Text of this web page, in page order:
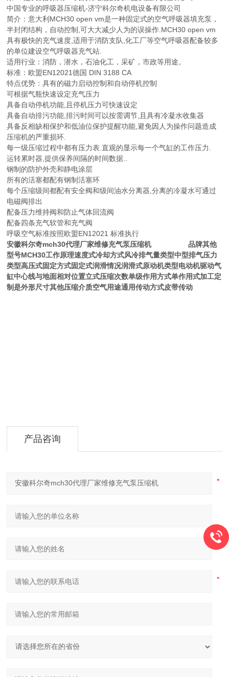
中国专业的呼吸器压缩机-济宁科尔奇机电设备有限公司
简介：意大利MCH30 open vm是一种固定式的空气呼吸器填充泵，
半封闭结构，自动控制,可大大减少人为的误操作.MCH30 open vm
具有极快的充气速度,适用于消防支队,化工厂等空气呼吸器配备较多
的单位建设空气呼吸器充气站.
适用行业：消防，潜水，石油化工，采矿，市政等用途。
标准：欧盟EN12021德国 DIN 3188 CA
特点优势：具有的磁力启动控制和自动停机控制
可根据气瓶快速设定充气压力
具备自动停机功能,且停机压力可快速设定
具备自动排污功能,排污时间可以按需调节,且具有冷凝水收集器
具备反相缺相保护和低油位保护提醒功能,避免因人为操作问题造成
压缩机的严重损环.
每一级压缩过程中都有压力表.直观的显示每一个气缸的工作压力.
运转累时器,提供保养间隔的时间数据..
钢制的防护外壳和静电涂层
所有的活塞都配有钢制活塞环
每个压缩级间都配有安全阀和级间油水分离器,分离的冷凝水可通过
电磁阀排出
配备压力维持阀和防止气体回流阀
配备四条充气软管和充气阀
呼吸空气标准按照欧盟EN12021 标准执行
安徽科尔奇mch30代理厂家维修充气泵压缩机品牌其他
型号MCH30工作原理速度式冷却方式风冷排气量类型中型排气压力
类型高压式固定方式固定式润滑情况润滑式原动机类型电动机驱动气
缸中心线与地面相对位置立式压缩次数单级作用方式单作用式加工定
制是外形尺寸其他压缩介质空气用途通用传动方式皮带传动
产品咨询